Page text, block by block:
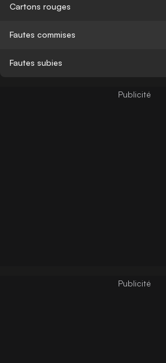
Cartons rouges
Fautes commises
Fautes subies